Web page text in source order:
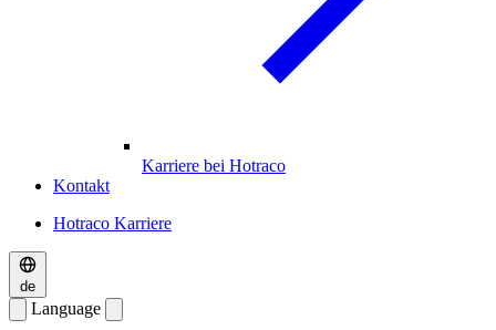
Karriere bei Hotraco
Kontakt
Hotraco Karriere
de
Language